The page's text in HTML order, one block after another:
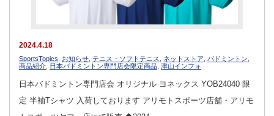
2024.4.18
SportsTopics お知らせ テニス・ソフトテニス ネットストア バドミントン
商品紹介 日本バドミントン専門店会限定商品 津山インフォ
日本バドミントン専門店会 オリジナル ヨネックス YOB24040 限
定 半袖Tシャツ 入荷しております アリモトスポーツ店舗・アリモ